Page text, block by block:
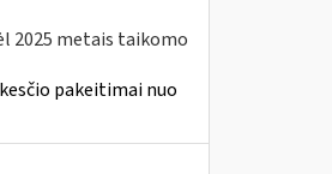
2025 metais taikomo
pakeitimai nuo